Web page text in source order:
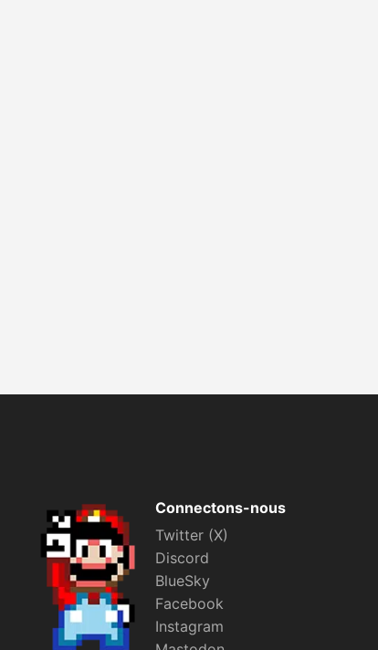
Connectons-nous
Twitter (X)
Discord
BlueSky
Facebook
Instagram